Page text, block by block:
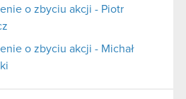
o zbyciu akcji - Piotr
o zbyciu akcji - Michał